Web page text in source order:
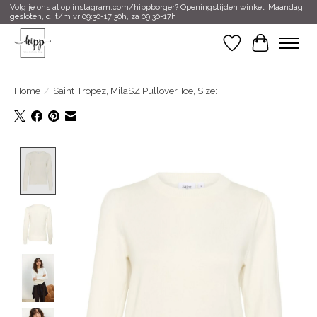
Volg je ons al op instagram.com/hippborger? Openingstijden winkel: Maandag
gesloten, di t/m vr 09:30-17:30h, za 09:30-17h
Verlanglijst
Home / Saint Tropez, MilaSZ Pullover, Ice, Size: